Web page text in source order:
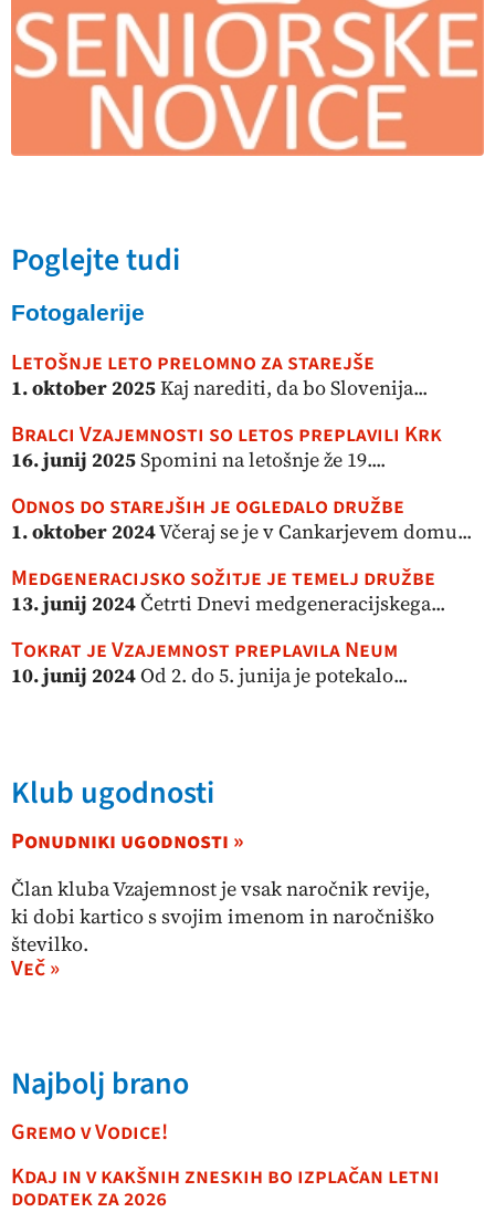
Poglejte tudi
Fotogalerije
Letošnje leto prelomno za starejše
1. oktober 2025Kaj narediti, da bo Slovenija...
Bralci Vzajemnosti so letos preplavili Krk
16. junij 2025Spomini na letošnje že 19....
Odnos do starejših je ogledalo družbe
1. oktober 2024Včeraj se je v Cankarjevem domu...
Medgeneracijsko sožitje je temelj družbe
13. junij 2024Četrti Dnevi medgeneracijskega...
Tokrat je Vzajemnost preplavila Neum
10. junij 2024Od 2. do 5. junija je potekalo...
Klub ugodnosti
Ponudniki ugodnosti »
Član kluba Vzajemnost je vsak naročnik revije,
ki dobi kartico s svojim imenom in naročniško
številko.
Več »
Najbolj brano
Gremo v Vodice!
Kdaj in v kakšnih zneskih bo izplačan letni
dodatek za 2026